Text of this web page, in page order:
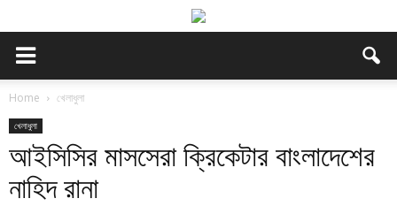
Home খেলাধুলা
খেলাধুলা
আইসিসির মাসসেরা ক্রিকেটার বাংলাদেশের
নাহিদ রানা